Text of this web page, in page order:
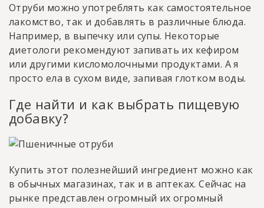
Отруби можно употреблять как самостоятельное
лакомство, так и добавлять в различные блюда.
Например, в выпечку или супы. Некоторые
диетологи рекомендуют запивать их кефиром
или другими кисломолочными продуктами. А я
просто ела в сухом виде, запивая глотком воды.
Где найти и как выбрать пищевую
добавку?
Купить этот полезнейший ингредиент можно как
в обычных магазинах, так и в аптеках. Сейчас на
рынке представлен огромный их огромный